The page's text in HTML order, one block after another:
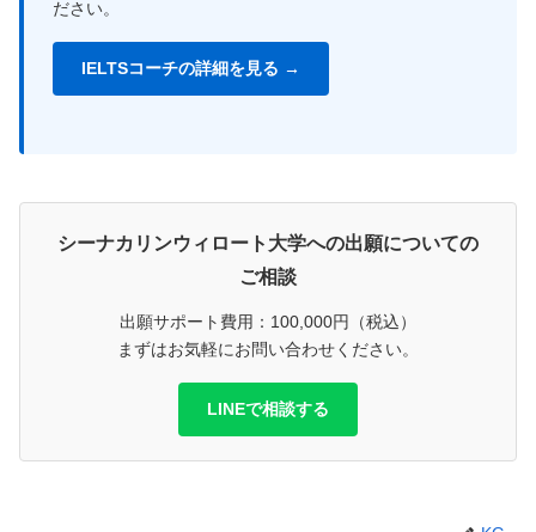
ださい。
IELTSコーチの詳細を見る →
シーナカリンウィロート大学への出願についての
ご相談
出願サポート費用：100,000円（税込）
まずはお気軽にお問い合わせください。
LINEで相談する